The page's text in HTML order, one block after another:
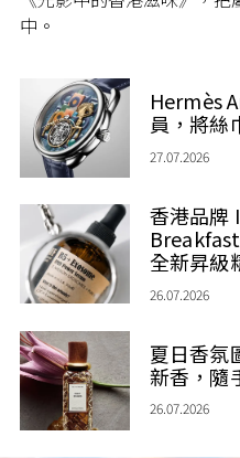
中。
Hermès
員，將絲
27.07.2026
香港品牌
全新昇級
26.07.2026
夏日香氛
新香，隨
26.07.2026